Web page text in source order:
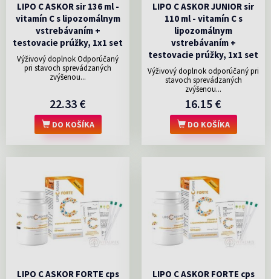
LIPO C ASKOR sir 136 ml -
vitamín C s lipozomálnym
vstrebávaním +
testovacie prúžky, 1x1 set
Výživový doplnok Odporúčaný
pri stavoch sprevádzaných
zvýšenou...
22.33 €
DO KOŠÍKA
LIPO C ASKOR JUNIOR sir
110 ml - vitamín C s
lipozomálnym
vstrebávaním +
testovacie prúžky, 1x1 set
Výživový doplnok odporúčaný pri
stavoch sprevádzaných
zvýšenou...
16.15 €
DO KOŠÍKA
LIPO C ASKOR FORTE cps
LIPO C ASKOR FORTE cps